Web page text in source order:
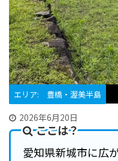
エリア: 豊橋・渥美半島
2026年6月20日
ここは？
愛知県新城市に広